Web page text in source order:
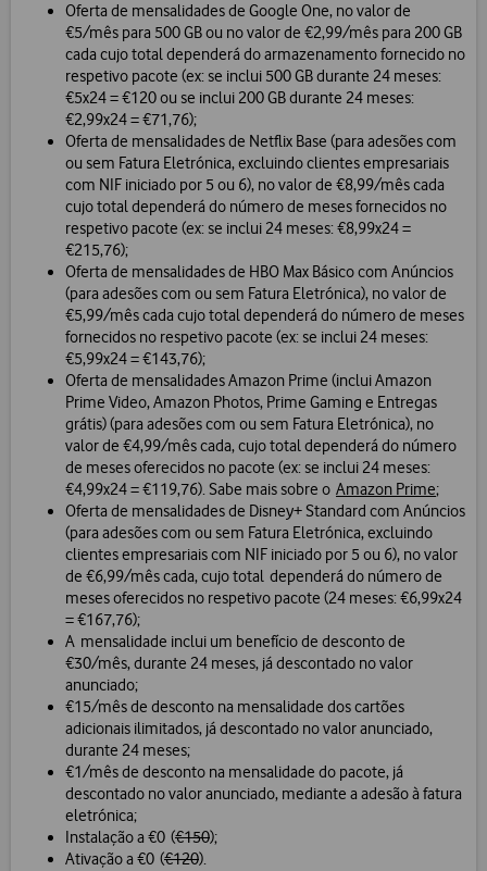
Oferta de mensalidades de Google One, no valor de
€5/mês para 500 GB ou no valor de €2,99/mês para 200 GB
cada cujo total dependerá do armazenamento fornecido no
respetivo pacote (ex: se inclui 500 GB durante 24 meses:
€5x24 = €120 ou se inclui 200 GB durante 24 meses:
€2,99x24 = €71,76);
Oferta de mensalidades de Netflix Base (para adesões com
ou sem Fatura Eletrónica, excluindo clientes empresariais
com NIF iniciado por 5 ou 6), no valor de €8,99/mês cada
cujo total dependerá do número de meses fornecidos no
respetivo pacote (ex: se inclui 24 meses: €8,99x24 =
€215,76);
Oferta de mensalidades de HBO Max Básico com Anúncios
(para adesões com ou sem Fatura Eletrónica), no valor de
€5,99/mês cada cujo total dependerá do número de meses
fornecidos no respetivo pacote (ex: se inclui 24 meses:
€5,99x24 = €143,76);
Oferta de mensalidades Amazon Prime (inclui Amazon
Prime Video, Amazon Photos, Prime Gaming e Entregas
grátis) (para adesões com ou sem Fatura Eletrónica), no
valor de €4,99/mês cada, cujo total dependerá do número
de meses oferecidos no pacote (ex: se inclui 24 meses:
€4,99x24 = €119,76). Sabe mais sobre o Amazon Prime;
Oferta de mensalidades de Disney+ Standard com Anúncios
(para adesões com ou sem Fatura Eletrónica, excluindo
clientes empresariais com NIF iniciado por 5 ou 6), no valor
de €6,99/mês cada, cujo total dependerá do número de
meses oferecidos no respetivo pacote (24 meses: €6,99x24
= €167,76);
A mensalidade inclui um benefício de desconto de
€30/mês, durante 24 meses, já descontado no valor
anunciado;
€15/mês de desconto na mensalidade dos cartões
adicionais ilimitados, já descontado no valor anunciado,
durante 24 meses;
€1/mês de desconto na mensalidade do pacote, já
descontado no valor anunciado, mediante a adesão à fatura
eletrónica;
Instalação a €0 (€150);
Ativação a €0 (€120).